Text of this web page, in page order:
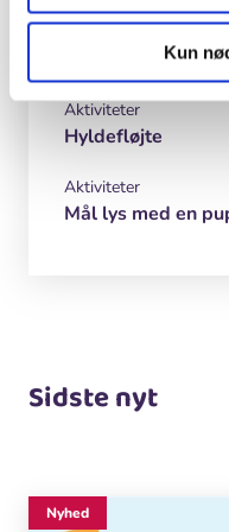
Kun
Medier
Aktiviteter
Hyldefløjte
Aktiviteter
Mål lys med en
Sidste nyt
Nyhed